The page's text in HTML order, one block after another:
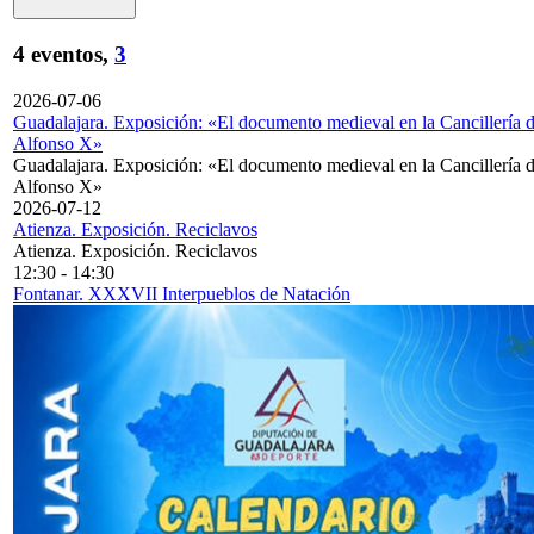
4 eventos, 3
2026-07-06
Guadalajara. Exposición: «El documento medieval en la Cancillería
Alfonso X»
Guadalajara. Exposición: «El documento medieval en la Cancillería
Alfonso X»
2026-07-12
Atienza. Exposición. Reciclavos
Atienza. Exposición. Reciclavos
12:30 - 14:30
Fontanar. XXXVII Interpueblos de Natación